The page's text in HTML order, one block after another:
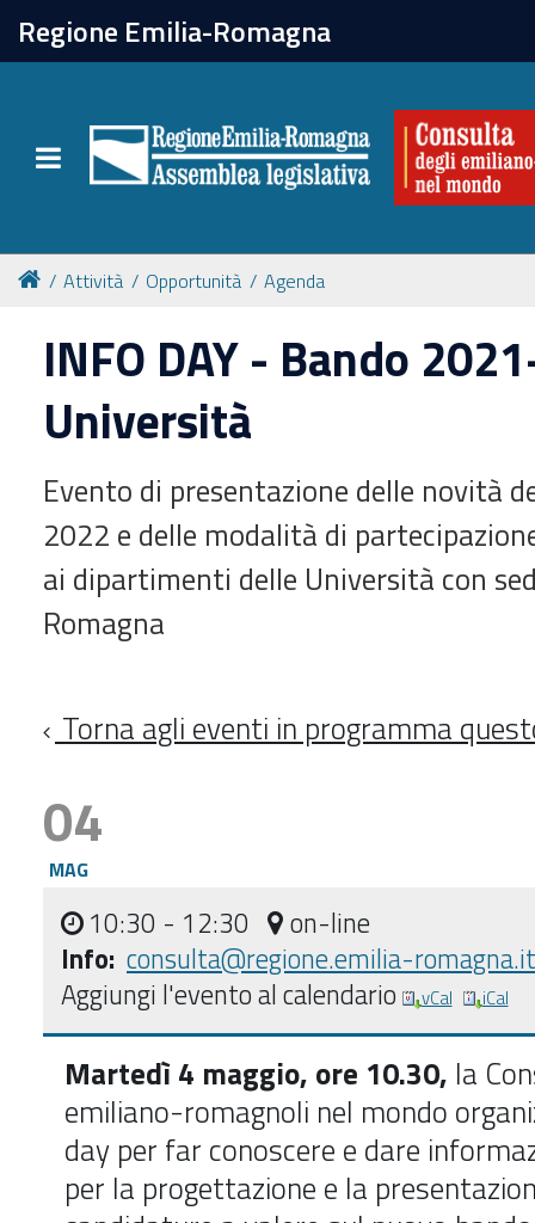
Regione Emilia-Romagna
Toggle navigation
chiudi
Attività
Per chi vive all'estero
Newsletter
Attività Opportunità Agenda
INFO DAY - Bando
Università
Evento di presentazione delle novità
2022 e delle modalità di
ai dipartimenti delle Università con
Romagna
Torna agli eventi in programma
04
MAG
10:30 - 12:30
on-line
Info: consulta@regione.emilia-romagna.it
Aggiungi l'evento al calendario
vCal iCal
Martedì 4 maggio, ore 10.30, la
emiliano-romagnoli nel mondo
day per far conoscere e dare
per la progettazione e la